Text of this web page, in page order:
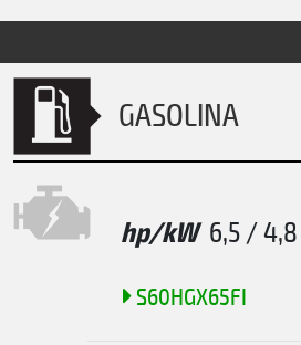
GASOLINA
hp/kW 6,5 / 4,8
S60HGX65FI